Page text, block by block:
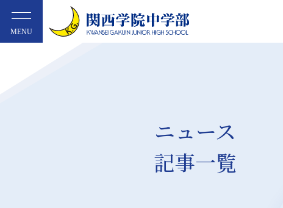
MENU
ニュース
記事一覧